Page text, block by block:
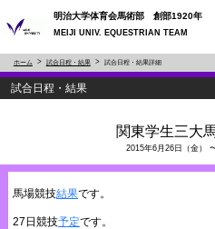
明治大学体育会馬術部 創部1920年
MEIJI UNIV. EQUESTRIAN TEAM
ホーム 試合日程・結果 試合日程・結果詳細
試合日程・結果
関東学生三大
2015年6月26日（金）
馬場競技結果です。
27日競技予定です。